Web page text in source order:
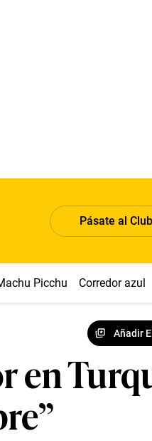
Pásate al
Picchu Corredor azul
Añadir
en